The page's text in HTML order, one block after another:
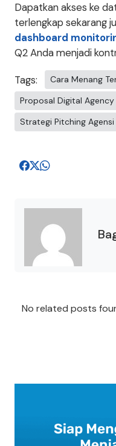
Dapatkan akses ke
terlengkap sekarang
dashboard
Q2 Anda menjadi
Tags: Cara Menang
Proposal Digital Agency
Strategi Pitching Agensi
No related posts